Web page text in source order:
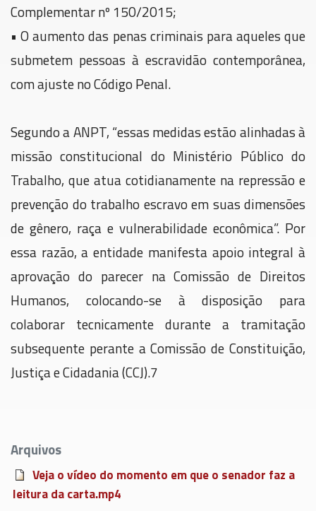
Complementar nº 150/2015;
• O aumento das penas criminais para aqueles que
submetem pessoas à escravidão contemporânea,
com ajuste no Código Penal.
Segundo a ANPT, “essas medidas estão alinhadas à
missão constitucional do Ministério Público do
Trabalho, que atua cotidianamente na repressão e
prevenção do trabalho escravo em suas dimensões
de gênero, raça e vulnerabilidade econômica”. Por
essa razão, a entidade manifesta apoio integral à
aprovação do parecer na Comissão de Direitos
Humanos, colocando-se à disposição para
colaborar tecnicamente durante a tramitação
subsequente perante a Comissão de Constituição,
Justiça e Cidadania (CCJ).7
Arquivos
Veja o vídeo do momento em que o senador faz a
leitura da carta.mp4